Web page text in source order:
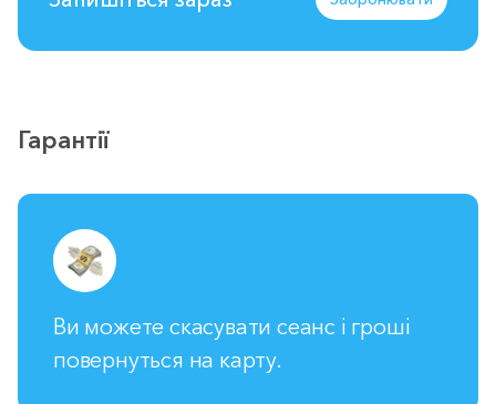
Гарантії
Ви можете скасувати сеанс і гроші
повернуться на карту.